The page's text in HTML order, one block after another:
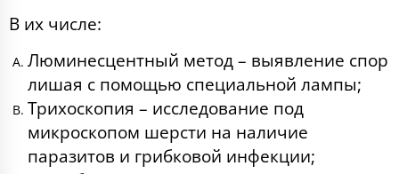
В их числе:
Люминесцентный метод – выявление спор
лишая с помощью специальной лампы;
Трихоскопия – исследование под
микроскопом шерсти на наличие
паразитов и грибковой инфекции;